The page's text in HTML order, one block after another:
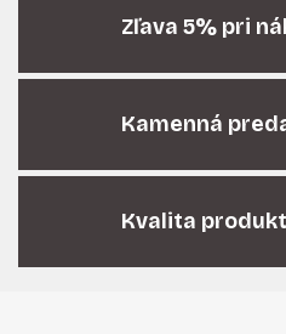
i
p
v
v
p
Zľava 5% pri
Kamenná
Kvalita